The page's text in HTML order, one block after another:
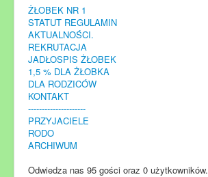
ŻŁOBEK NR 1
STATUT REGULAMIN
AKTUALNOŚCI.
REKRUTACJA
JADŁOSPIS ŻŁOBEK
1,5 % DLA ŻŁOBKA
DLA RODZICÓW
KONTAKT
---------------------
PRZYJACIELE
RODO
ARCHIWUM
Odwiedza nas 95 gości oraz 0 użytkowników.